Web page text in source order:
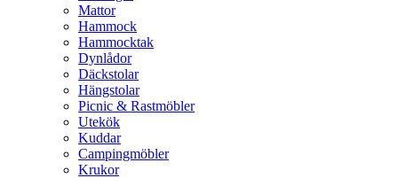
Mattor
Hammock
Hammocktak
Dynlådor
Däckstolar
Hängstolar
Picnic & Rastmöbler
Utekök
Kuddar
Campingmöbler
Krukor